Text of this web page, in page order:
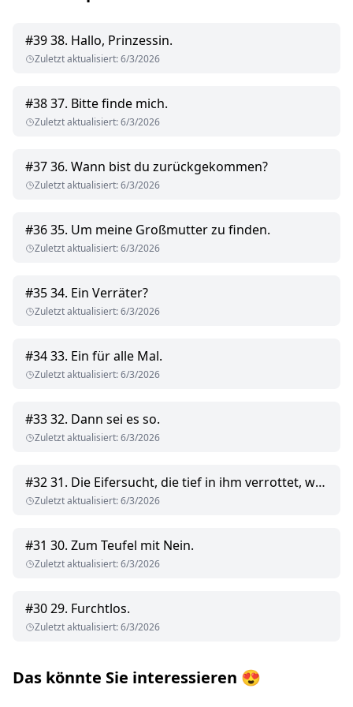
#3938. Hallo, Prinzessin.
Zuletzt aktualisiert:6/3/2026
#3837. Bitte finde mich.
Zuletzt aktualisiert:6/3/2026
#3736. Wann bist du zurückgekommen?
Zuletzt aktualisiert:6/3/2026
#3635. Um meine Großmutter zu finden.
Zuletzt aktualisiert:6/3/2026
#3534. Ein Verräter?
Zuletzt aktualisiert:6/3/2026
#3433. Ein für alle Mal.
Zuletzt aktualisiert:6/3/2026
#3332. Dann sei es so.
Zuletzt aktualisiert:6/3/2026
#3231. Die Eifersucht, die tief in ihm verrottet, wird alles zerstören.
Zuletzt aktualisiert:6/3/2026
#31 30. Zum Teufel mit Nein.
Zuletzt aktualisiert:6/3/2026
#3029. Furchtlos.
Zuletzt aktualisiert:6/3/2026
Das könnte Sie interessieren 😍